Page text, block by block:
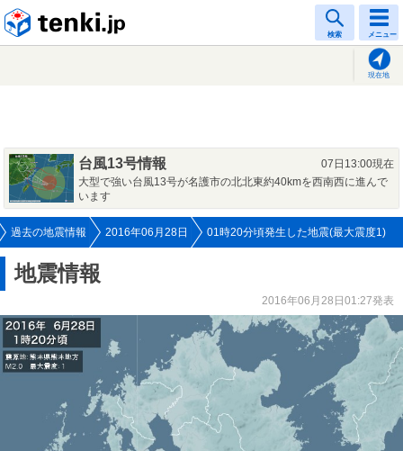
検索 メニュー
現在地
台風13号情報
07日13:00現在
大型で強い台風13号が名護市の北北東約40kmを西南西に進んで
います
過去の地震情報 2016年06月28日 01時20分頃発生した地震(最大震度1)
地震情報
2016年06月28日01:27発表